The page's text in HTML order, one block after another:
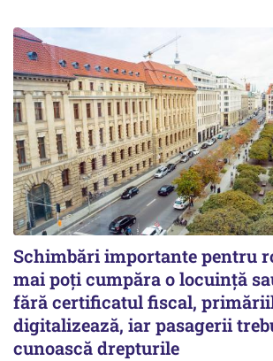
Schimbări importante pentru
mai poți cumpăra o locuință
fără certificatul fiscal,
digitalizează, iar pasagerii
cunoască drepturile